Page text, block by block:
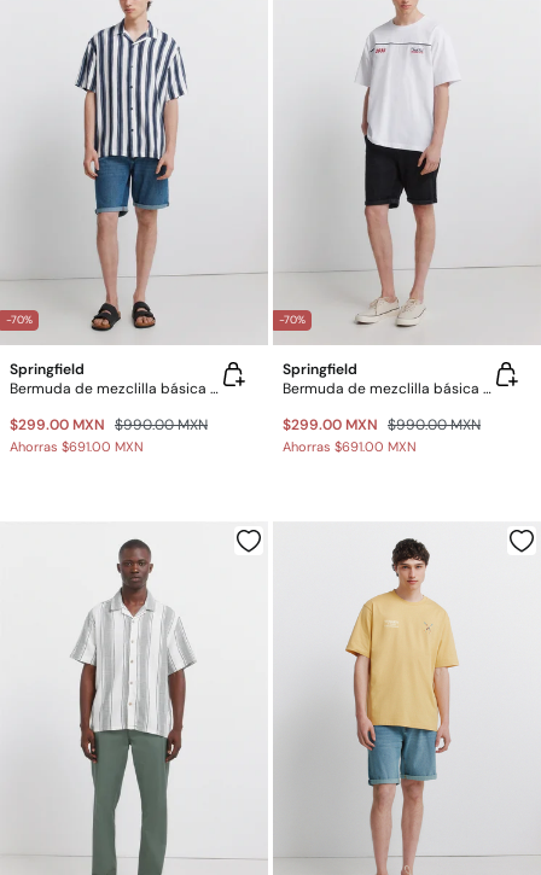
-70%
Springfield
Bermuda de mezclilla básica slim fit
$299.00 MXN $990.00 MXN
Ahorras $691.00 MXN
-70%
Springfield
Bermuda de mezclilla básica slim fit negra
$299.00 MXN $990.00 MXN
Ahorras $691.00 MXN